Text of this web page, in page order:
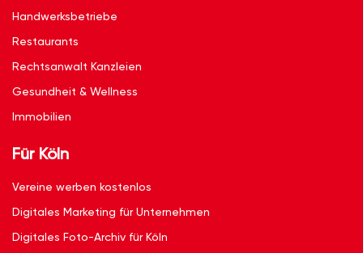
Handwerksbetriebe
Restaurants
Rechtsanwalt Kanzleien
Gesundheit & Wellness
Immobilien
Für Köln
Vereine werben kostenlos
Digitales Marketing für Unternehmen
Digitales Foto-Archiv für Köln